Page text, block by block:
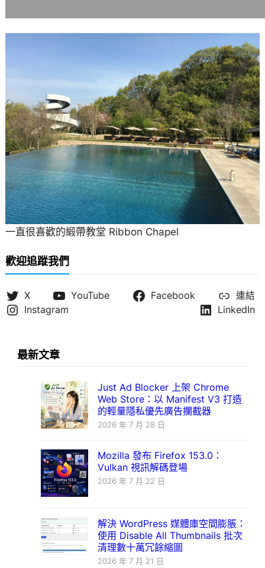
一直很喜歡的緞帶教堂 Ribbon Chapel
歡迎追蹤我們
X YouTube Facebook
連結
Instagram
LinkedIn
最新文章
Just Ad Blocker 上架 Chrome
Web Store：以 Manifest V3 打造
的輕量隱私優先廣告攔截器
2026 年 7 月 28 日
Mozilla 發布 Firefox 153.0：
Vulkan 視訊解碼登場
2026 年 7 月 22 日
解決 WordPress 媒體庫空間膨脹：
使用 Disable All Thumbnails 批次
清理數十萬冗餘縮圖
2026 年 7 月 21 日